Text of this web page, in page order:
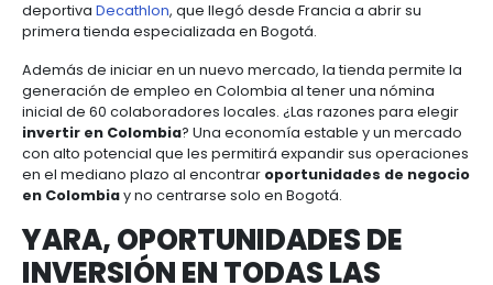
Se trata de unainversión extranjera en
directamente a la planta de ensamble de
compañía y que contempla, además de una línea
producción de un nuevo modelo, mejoras en las
actuales que incrementarán la competitividad de
Motors en el mercado.
Es un ejemplo de cómo la mano de obra eficiente
de nuevos negocios a Colombia; General Motors
exportar cerca de 2.000 unidades de un nuevo